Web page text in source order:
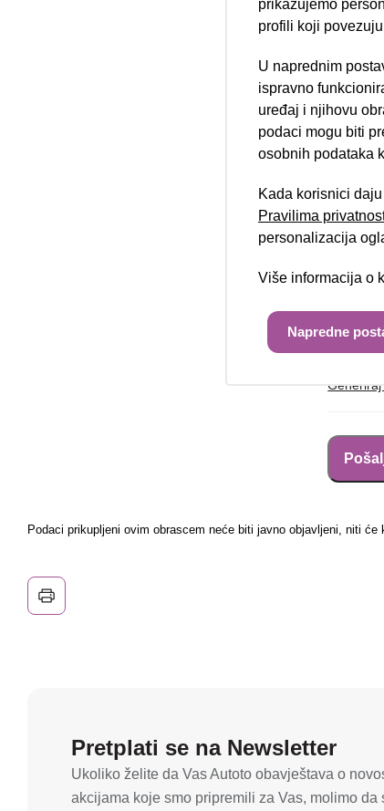
Telefon/
Poruka:
Unesite
Podaci prikupljeni ovim obrascem neće biti javno objavljeni, niti
Pretplati se na Newsletter
Ukoliko želite da Vas Autoto obavještava o
akcijama koje smo pripremili za Vas, molimo da
Nova
prikazujemo
profili koji
U naprednim
ispravno
uređaj i njihovu
podaci mogu biti
osobnih podataka
Kada korisnici
Pravilima
personalizacija
Više informacija o
Napredne